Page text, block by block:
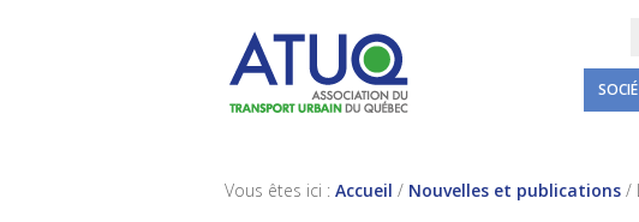
Vous êtes ici : Accueil / Nouvelles et publications /